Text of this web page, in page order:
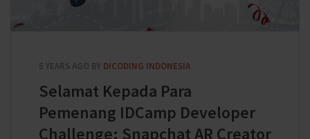
5 YEARS AGO BY DICODING INDONESIA
Selamat Kepada Para
Pemenang IDCamp Developer
Challenge: Snapchat AR Creator